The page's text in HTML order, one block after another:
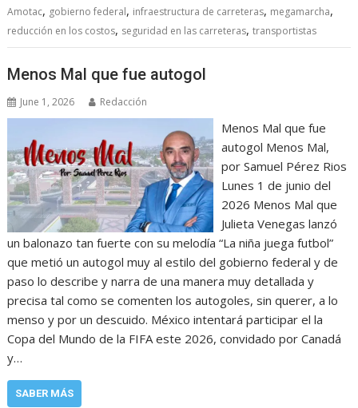
Amotac, gobierno federal, infraestructura de carreteras, megamarcha,
reducción en los costos, seguridad en las carreteras,transportistas
Menos Mal que fue autogol
June 1, 2026 Redacción
Menos Mal que fue
autogol Menos Mal,
por Samuel Pérez Rios
Lunes 1 de junio del
2026 Menos Mal que
Julieta Venegas lanzó
un balonazo tan fuerte con su melodía “La niña juega futbol”
que metió un autogol muy al estilo del gobierno federal y de
paso lo describe y narra de una manera muy detallada y
precisa tal como se comenten los autogoles, sin querer, a lo
menso y por un descuido. México intentará participar el la
Copa del Mundo de la FIFA este 2026, convidado por Canadá
y…
SABER MÁS